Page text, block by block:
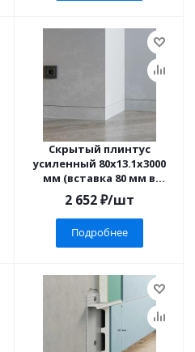
Скрытый плинтус
усиленный 80х13.1х3000
мм (вставка 80 мм в
комплект не входит)
2 652₽/шт
Подробнее